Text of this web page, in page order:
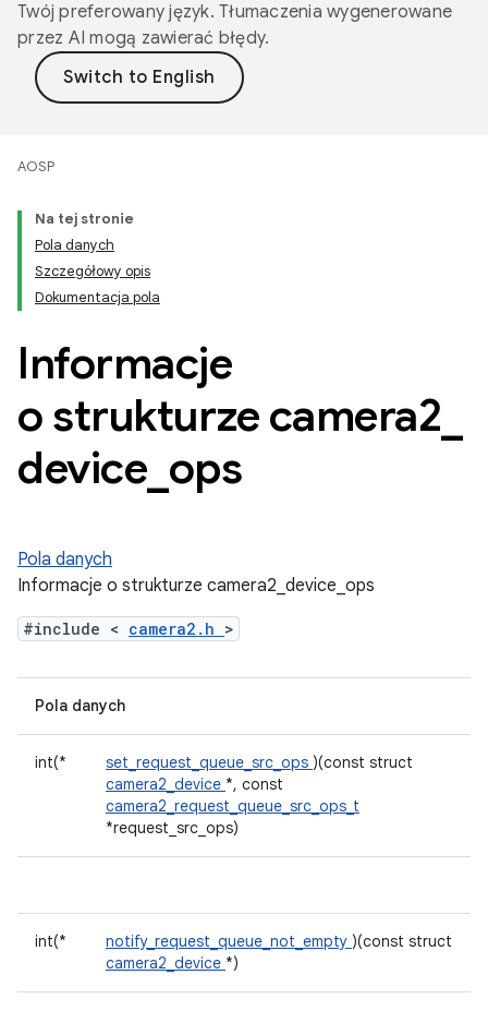
Twój preferowany język. Tłumaczenia wygenerowane
przez AI mogą zawierać błędy.
AOSP
Na tej stronie
Pola danych
Szczegółowy opis
Dokumentacja pola
Informacje
o strukturze camera2
device ops
Pola danych
Informacje o strukturze camera2_device_ops
#include < camera2.h >
Pola danych
int(* set_request_queue_src_ops )(const struct
camera2_device *, const
camera2_request_queue_src_ops_t
*request_src_ops)
int(* notify_request_queue_not_empty )(const struct
camera2_device *)